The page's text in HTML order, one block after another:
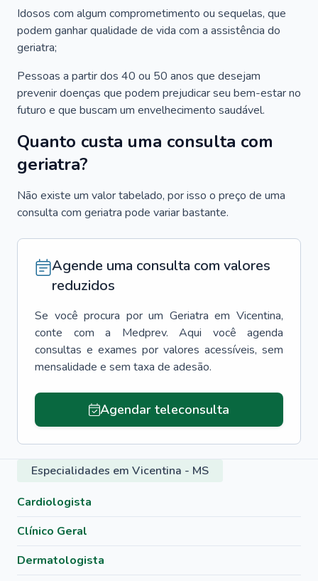
Idosos com algum comprometimento ou sequelas, que
podem ganhar qualidade de vida com a assistência do
geriatra;
Pessoas a partir dos 40 ou 50 anos que desejam
prevenir doenças que podem prejudicar seu bem-estar no
futuro e que buscam um envelhecimento saudável.
Quanto custa uma consulta com
geriatra?
Não existe um valor tabelado, por isso o preço de uma
consulta com geriatra pode variar bastante.
Agende uma consulta com valores
reduzidos
Se você procura por um Geriatra em Vicentina,
conte com a Medprev. Aqui você agenda
consultas e exames por valores acessíveis, sem
mensalidade e sem taxa de adesão.
Agendar teleconsulta
Especialidades em Vicentina - MS
Cardiologista
Clínico Geral
Dermatologista